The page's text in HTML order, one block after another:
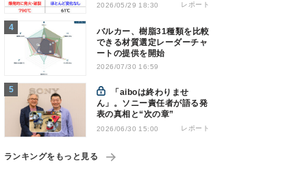
2026/05/29 18:30 レポート
バルカー、樹脂31種類を比較
できる材質選定レーダーチャ
ートの提供を開始
2026/07/30 16:59
ん」。ソニー責任者が語る発
表の真相と“次の章”
2026/06/30 15:00 レポート
ランキングをもっと見る